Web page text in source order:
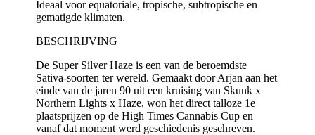
Ideaal voor equatoriale, tropische, subtropische en
gematigde klimaten.
BESCHRIJVING
De Super Silver Haze is een van de beroemdste
Sativa-soorten ter wereld. Gemaakt door Arjan aan het
einde van de jaren 90 uit een kruising van Skunk x
Northern Lights x Haze, won het direct talloze 1e
plaatsprijzen op de High Times Cannabis Cup en
vanaf dat moment werd geschiedenis geschreven.